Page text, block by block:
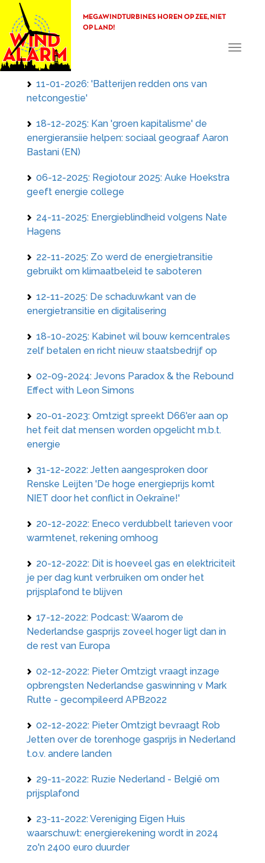
MEGAWINDTURBINES HOREN OP ZEE, NIET
OP LAND!
Toggle
11-01-2026: 'Batterijen redden ons van
netcongestie'
18-12-2025: Kan 'groen kapitalisme' de
energieransiie helpen: sociaal geograaf Aaron
Bastani (EN)
06-12-2025: Regiotour 2025: Auke Hoekstra
geeft energie college
24-11-2025: Energieblindheid volgens Nate
Hagens
22-11-2025: Zo werd de energietransitie
gebruikt om klimaatbeleid te saboteren
12-11-2025: De schaduwkant van de
energietransitie en digitalisering
18-10-2025: Kabinet wil bouw kerncentrales
zelf betalen en richt nieuw staatsbedrijf op
02-09-2024: Jevons Paradox & the Rebound
Effect with Leon Simons
20-01-2023: Omtzigt spreekt D66'er aan op
het feit dat mensen worden opgelicht m.b.t.
energie
31-12-2022: Jetten aangesproken door
Renske Leijten 'De hoge energieprijs komt
NIET door het conflict in Oekraïne!'
20-12-2022: Eneco verdubbelt tarieven voor
warmtenet, rekening omhoog
20-12-2022: Dit is hoeveel gas en elektriciteit
je per dag kunt verbruiken om onder het
prijsplafond te blijven
17-12-2022: Podcast: Waarom de
Nederlandse gasprijs zoveel hoger ligt dan in
de rest van Europa
02-12-2022: Pieter Omtzigt vraagt inzage
opbrengsten Nederlandse gaswinning v Mark
Rutte - gecompileerd APB2022
02-12-2022: Pieter Omtzigt bevraagt Rob
Jetten over de torenhoge gasprijs in Nederland
t.o.v. andere landen
29-11-2022: Ruzie Nederland - België om
prijsplafond
23-11-2022: Vereniging Eigen Huis
waarschuwt: energierekening wordt in 2024
zo'n 2400 euro duurder